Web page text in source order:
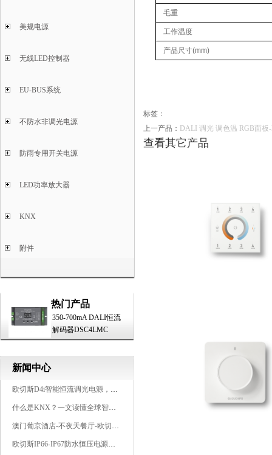
美规电源
无线LED控制器
EU-BUS系统
不防水非调光电源
防雨专用开关电源
LED功率放大器
KNX
附件
热门产品
350-700mA DALI恒流
解码器DSC4LMC
新闻中心
欧切斯D4i智能恒流调光电源，引领未来照明生态
什么是KNX？一文读懂全球智能建筑控制标准
澳门葡京酒店-不夜天餐厅-欧切斯KNX智能控制系统打造高端智慧空间
欧切斯IP66-IP67防水恒压电源，无惧风雨，智稳如一
毛重
工作温度
产品尺寸(mm)
标签：
上一产品： DALI 调光 调色温 RGB面板
查看其它产品